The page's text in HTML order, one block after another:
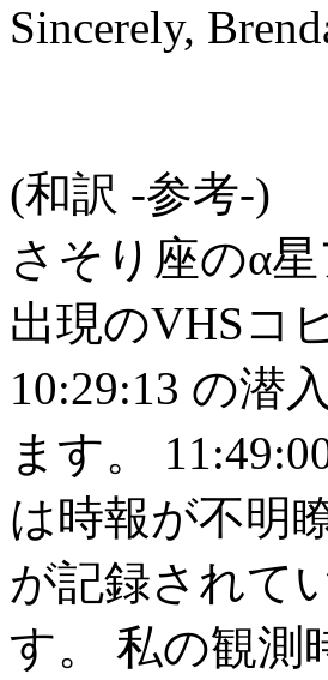
Sincerely,
(和訳 -参考-)
さそり座のα
出現のVHSコ
10:29:13 の潜
ます。
は時報が不明
が記録されて
す。 私の観測